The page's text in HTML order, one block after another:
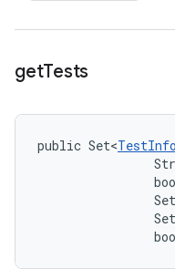
getTests
public Set<TestInfo